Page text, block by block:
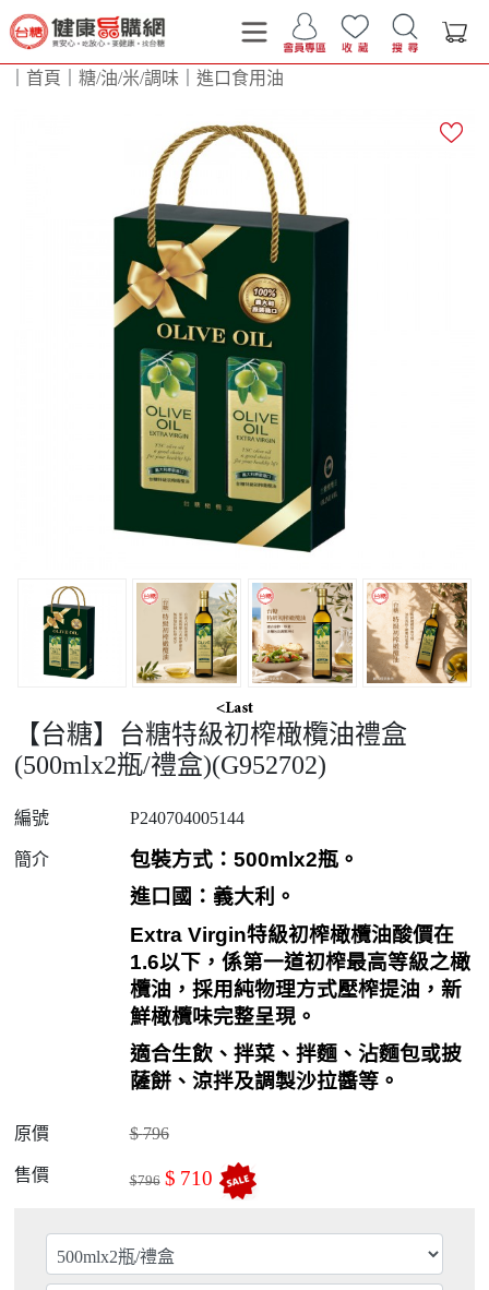
首頁 糖/油/米/調味 進口食用油
【台糖】台糖特級初榨橄欖油禮盒
(500mlx2瓶/禮盒)(G952702)
編號 P240704005144
簡介 包裝方式： 500mlx2瓶。
進口國：義大利。
Extra Virgin特級初榨橄欖油酸價在
1.6以下，係第一道初榨最高等級之橄
欖油，採用純物理方式壓榨提油，新
鮮橄欖味完整呈現。
適合生飲、拌菜、拌麵、沾麵包或披
薩餅、涼拌及調製沙拉醬等。
原價 $ 796
售價 $796 $ 710